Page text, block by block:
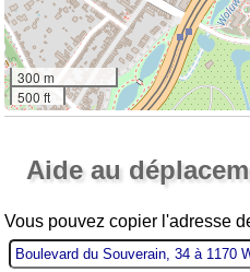
300 m
500 ft
Aide au
Vous pouvez copier l'adresse